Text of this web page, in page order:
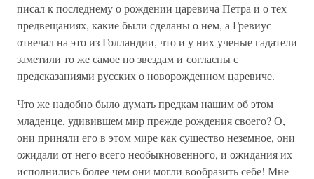
писал к последнему о рождении царевича Петра и о тех
предвещаниях, какие были сделаны о нем, а Гревиус
отвечал на это из Голландии, что и у них ученые гадатели
заметили то же самое по звездам и согласны с
предсказаниями русских о новорожденном царевиче.
Что же надобно было думать предкам нашим об этом
младенце, удивившем мир прежде рождения своего? О,
они приняли его в этом мире как существо неземное, они
ожидали от него всего необыкновенного, и ожидания их
исполнились более чем они могли вообразить себе! Мне